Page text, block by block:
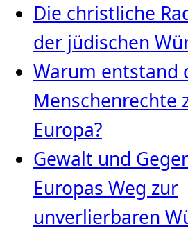
Die christliche
der jüdischen
Warum entstand
Menschenrechte
Europa?
Gewalt und
Europas Weg zur
unverlierbaren